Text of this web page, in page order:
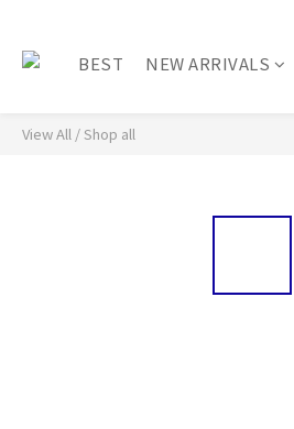
BEST NEW ARRIVALS
View All /Shop all